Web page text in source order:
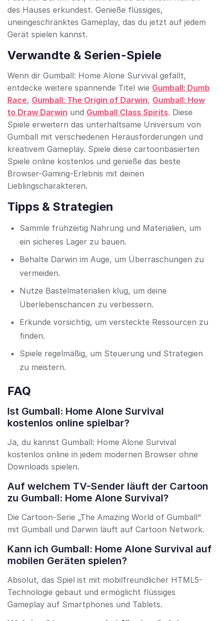
des Hauses erkundest. Genieße flüssiges,
uneingeschränktes Gameplay, das du jetzt auf jedem
Gerät spielen kannst.
Verwandte & Serien-Spiele
Wenn dir Gumball: Home Alone Survival gefällt,
entdecke weitere spannende Titel wie Gumball: Dumb
Race, Gumball: The Origin of Darwin, Gumball: How
to Draw Darwin und Gumball Class Spirits. Diese
Spiele erweitern das unterhaltsame Universum von
Gumball mit verschiedenen Herausforderungen und
kreativem Gameplay. Spiele diese cartoonbasierten
Spiele online kostenlos und genieße das beste
Browser-Gaming-Erlebnis mit deinen
Lieblingscharakteren.
Tipps & Strategien
Sammle frühzeitig Nahrung und Materialien, um
ein sicheres Lager zu bauen.
Behalte Darwin im Auge, um Überraschungen zu
vermeiden.
Nutze Bastelmaterialien klug, um deine
Überlebenschancen zu verbessern.
Erkunde vorsichtig, um versteckte Ressourcen zu
finden.
Spiele regelmäßig, um Steuerung und Strategien
zu meistern.
FAQ
Ist Gumball: Home Alone Survival
kostenlos online spielbar?
Ja, du kannst Gumball: Home Alone Survival
kostenlos online in jedem modernen Browser ohne
Downloads spielen.
Auf welchem TV-Sender läuft der Cartoon
zu Gumball: Home Alone Survival?
Die Cartoon-Serie „The Amazing World of Gumball“
mit Gumball und Darwin läuft auf Cartoon Network.
Kann ich Gumball: Home Alone Survival auf
mobilen Geräten spielen?
Absolut, das Spiel ist mit mobilfreundlicher HTML5-
Technologie gebaut und ermöglicht flüssiges
Gameplay auf Smartphones und Tablets.